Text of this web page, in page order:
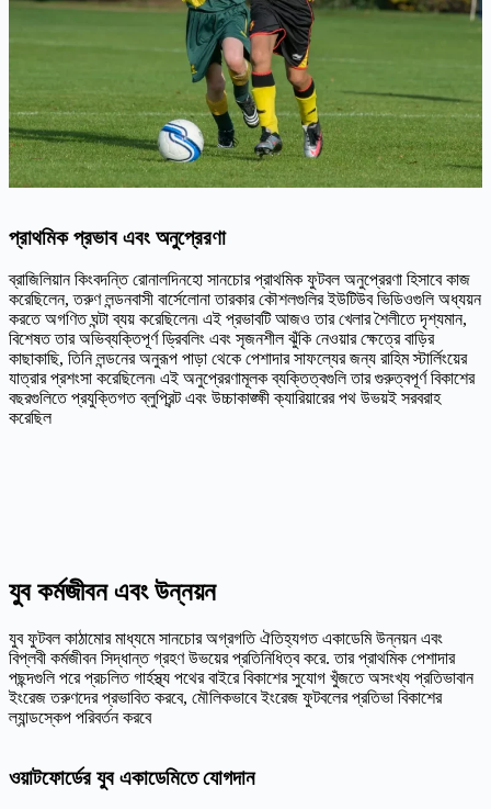
প্রাথমিক প্রভাব এবং অনুপ্রেরণা
ব্রাজিলিয়ান কিংবদন্তি রোনালদিনহো সানচোর প্রাথমিক ফুটবল অনুপ্রেরণা হিসাবে কাজ
করেছিলেন, তরুণ লন্ডনবাসী বার্সেলোনা তারকার কৌশলগুলির ইউটিউব ভিডিওগুলি অধ্যয়ন
করতে অগণিত ঘন্টা ব্যয় করেছিলেন৷ এই প্রভাবটি আজও তার খেলার শৈলীতে দৃশ্যমান,
বিশেষত তার অভিব্যক্তিপূর্ণ ড্রিবলিং এবং সৃজনশীল ঝুঁকি নেওয়ার ক্ষেত্রে বাড়ির
কাছাকাছি, তিনি লন্ডনের অনুরূপ পাড়া থেকে পেশাদার সাফল্যের জন্য রাহিম স্টার্লিংয়ের
যাত্রার প্রশংসা করেছিলেন৷ এই অনুপ্রেরণামূলক ব্যক্তিত্বগুলি তার গুরুত্বপূর্ণ বিকাশের
বছরগুলিতে প্রযুক্তিগত ব্লুপ্রিন্ট এবং উচ্চাকাঙ্ক্ষী ক্যারিয়ারের পথ উভয়ই সরবরাহ
করেছিল
যুব কর্মজীবন এবং উন্নয়ন
যুব ফুটবল কাঠামোর মাধ্যমে সানচোর অগ্রগতি ঐতিহ্যগত একাডেমি উন্নয়ন এবং
বিপ্লবী কর্মজীবন সিদ্ধান্ত গ্রহণ উভয়ের প্রতিনিধিত্ব করে. তার প্রাথমিক পেশাদার
পছন্দগুলি পরে প্রচলিত গার্হস্থ্য পথের বাইরে বিকাশের সুযোগ খুঁজতে অসংখ্য প্রতিভাবান
ইংরেজ তরুণদের প্রভাবিত করবে, মৌলিকভাবে ইংরেজ ফুটবলের প্রতিভা বিকাশের
ল্যান্ডস্কেপ পরিবর্তন করবে
ওয়াটফোর্ডের যুব একাডেমিতে যোগদান